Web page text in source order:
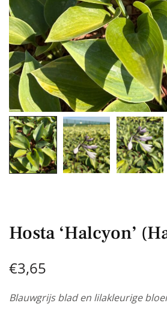
Hosta ‘Halcyon’
€3,65
Blauwgrijs blad en lilakleurige